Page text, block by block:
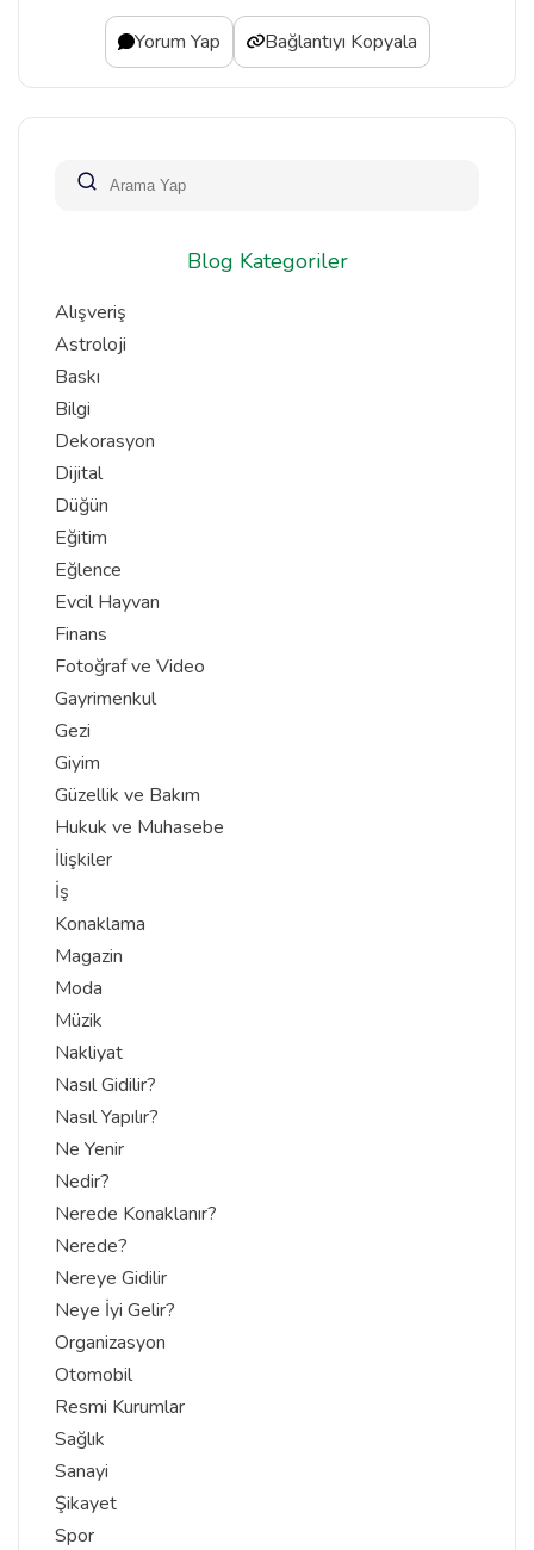
Yorum Yap Bağlantıyı Kopyala
Blog Kategoriler
Alışveriş
Astroloji
Baskı
Bilgi
Dekorasyon
Dijital
Düğün
Eğitim
Eğlence
Evcil Hayvan
Finans
Fotoğraf ve Video
Gayrimenkul
Gezi
Giyim
Güzellik ve Bakım
Hukuk ve Muhasebe
İlişkiler
İş
Konaklama
Magazin
Moda
Müzik
Nakliyat
Nasıl Gidilir?
Nasıl Yapılır?
Ne Yenir
Nedir?
Nerede Konaklanır?
Nerede?
Nereye Gidilir
Neye İyi Gelir?
Organizasyon
Otomobil
Resmi Kurumlar
Sağlık
Sanayi
Şikayet
Spor